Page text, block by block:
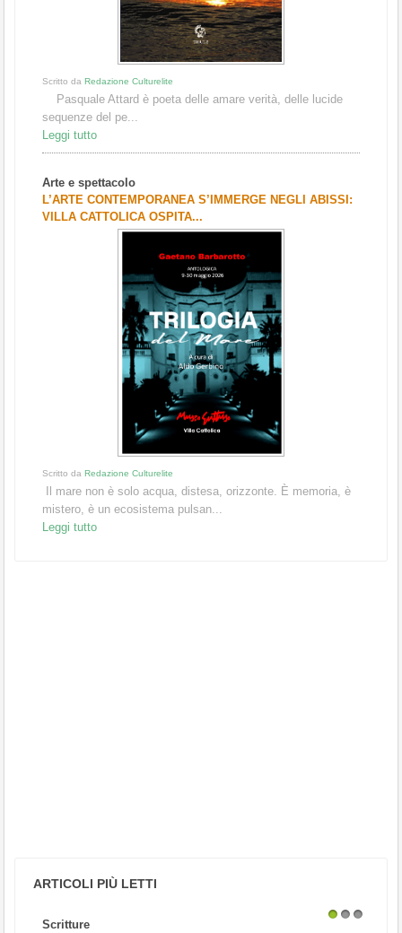
Scritto da Redazione Culturelite
Pasquale Attard è poeta delle amare verità, delle lucide
sequenze del pe...
Leggi tutto
Arte e spettacolo
L’ARTE CONTEMPORANEA S’IMMERGE NEGLI ABISSI:
VILLA CATTOLICA OSPITA...
Scritto da Redazione Culturelite
Il mare non è solo acqua, distesa, orizzonte. È memoria, è
mistero, è un ecosistema pulsan...
Leggi tutto
ARTICOLI PIÙ LETTI
Scritture